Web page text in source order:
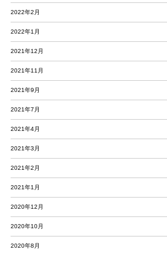
2022年2月
2022年1月
2021年12月
2021年11月
2021年9月
2021年7月
2021年4月
2021年3月
2021年2月
2021年1月
2020年12月
2020年10月
2020年8月